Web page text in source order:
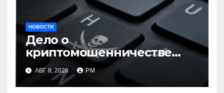
НОВОСТИ
Дело о
криптомошенничестве
оборачивают в содействие
терроризму
АВГ 8, 2026 РМ